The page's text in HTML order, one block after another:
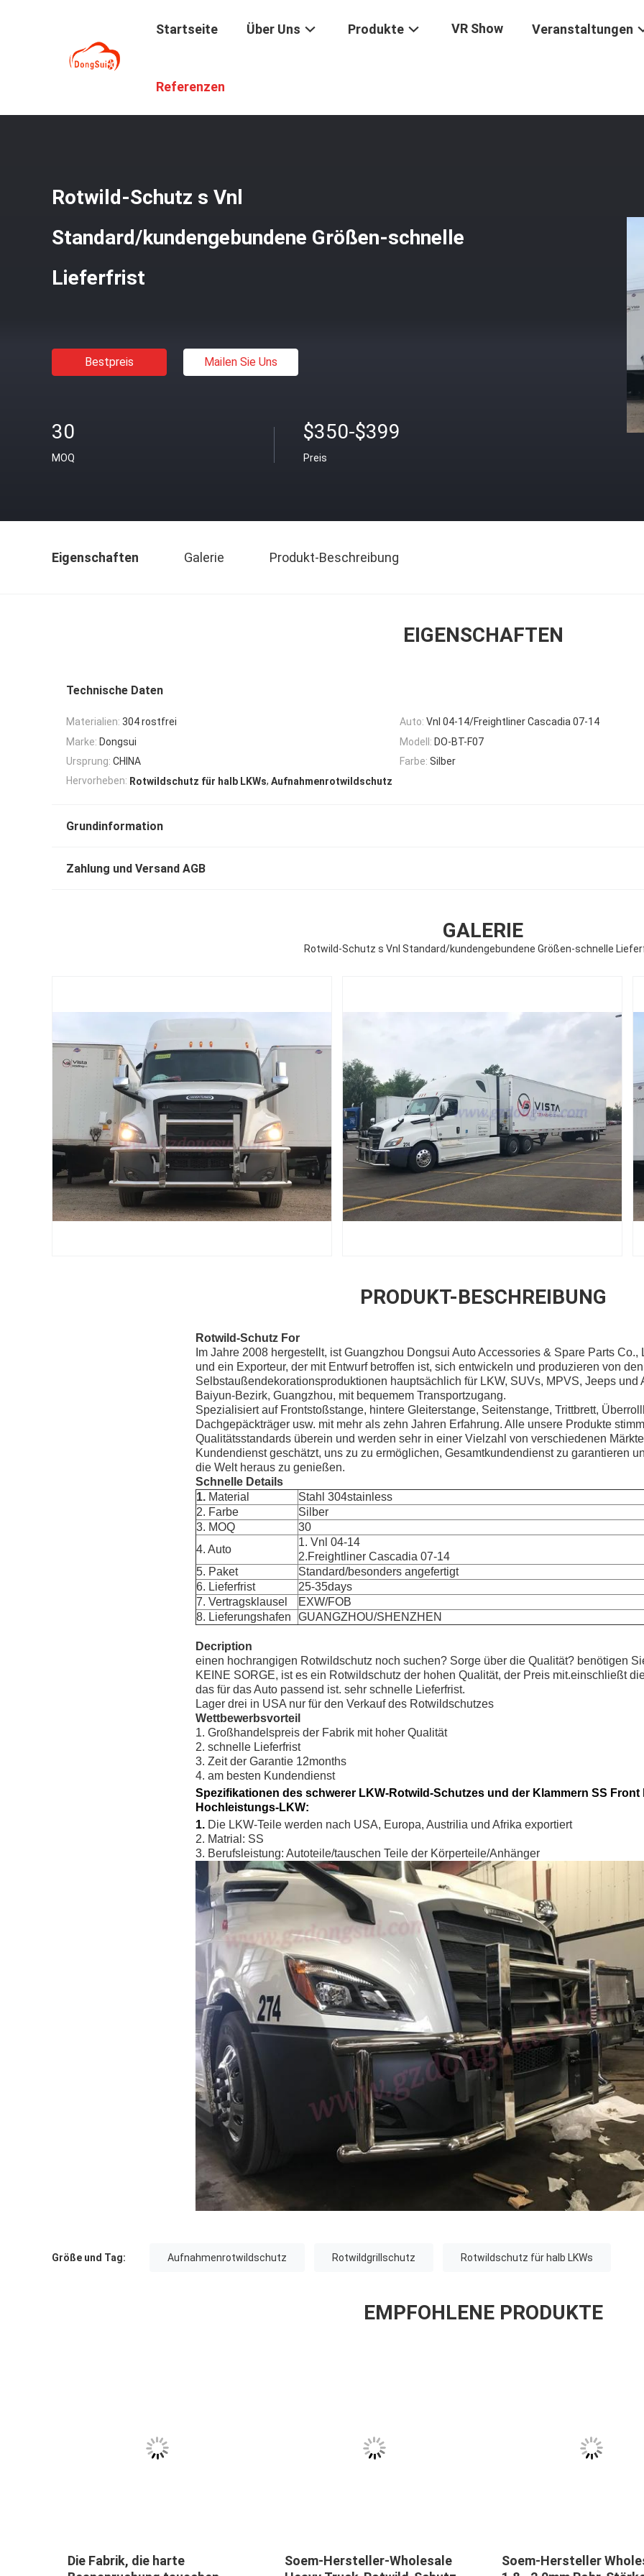
Startseite Über Uns Produkte VR Show Veranstaltungen
Referenzen
Rotwild-Schutz s Vnl
Standard/kundengebundene Größen-schnelle
Lieferfrist
Bestpreis Mailen Sie Uns
30
MOQ
$350-$399
Preis
Eigenschaften Galerie Produkt-Beschreibung
EIGENSCHAFTEN
Technische Daten
Materialien: 304 rostfrei Auto: Vnl 04-14/Freightliner Cascadia 07-14
Marke: Dongsui Modell: DO-BT-F07
Ursprung: CHINA Farbe: Silber
Hervorheben: Rotwildschutz für halb LKWs, Aufnahmenrotwildschutz
Grundinformation
Zahlung und Versand AGB
GALERIE
Rotwild-Schutz s Vnl Standard/kundengebundene Größen-schnelle
PRODUKT-BESCHREIBUNG
Rotwild-Schutz For
Im Jahre 2008 hergestellt, ist Guangzhou Dongsui Auto Accessories & Spare Parts Co.,
und ein Exporteur, der mit Entwurf betroffen ist, sich entwickeln und produzieren von den
Selbstaußendekorationsproduktionen hauptsächlich für LKW, SUVs, MPVS, Jeeps und
Baiyun-Bezirk, Guangzhou, mit bequemem Transportzugang.
Spezialisiert auf Frontstoßstange, hintere Gleiterstange, Seitenstange, Trittbrett,
Dachgepäckträger usw. mit mehr als zehn Jahren Erfahrung. Alle unsere Produkte
Qualitätsstandards überein und werden sehr in einer Vielzahl von verschiedenen
Kundendienst geschätzt, uns zu zu ermöglichen, Gesamtkundendienst zu garantieren
die Welt heraus zu genießen.
Schnelle Details
1. Material
Stahl 304stainless
2. Farbe
Silber
3. MOQ
30
4. Auto
1. Vnl 04-14
2.Freightliner Cascadia 07-14
5. Paket
Standard/besonders angefertigt
6. Lieferfrist
25-35days
7. Vertragsklausel
EXW/FOB
8. Lieferungshafen
GUANGZHOU/SHENZHEN
Decription
einen hochrangigen Rotwildschutz noch suchen? Sorge über die Qualität? benötigen
KEINE SORGE, ist es ein Rotwildschutz der hohen Qualität, der Preis mit.einschließt
das für das Auto passend ist. sehr schnelle Lieferfrist.
Lager drei in USA nur für den Verkauf des Rotwildschutzes
Wettbewerbsvorteil
1. Großhandelspreis der Fabrik mit hoher Qualität
2. schnelle Lieferfrist
3. Zeit der Garantie 12months
4. am besten Kundendienst
Spezifikationen des schwerer LKW-Rotwild-Schutzes und der Klammern SS Front
Hochleistungs-LKW:
1. Die LKW-Teile werden nach USA, Europa, Austrilia und Afrika exportiert
2. Matrial: SS
3. Berufsleistung: Autoteile/tauschen Teile der Körperteile/Anhänger
Größe und Tag: Aufnahmenrotwildschutz Rotwildgrillschutz Rotwildschutz für halb LKWs
EMPFOHLENE PRODUKTE
Soem-Hersteller Wholesale
LKW-Rotwild-Schutz Bumper
304 Edelstahl-LKW-Rotwild-